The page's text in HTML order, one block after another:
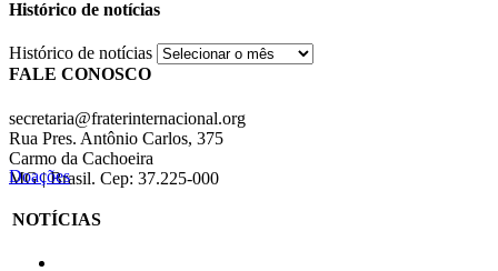
Histórico de notícias
Histórico de notícias
FALE CONOSCO
secretaria@fraterinternacional.org
Rua Pres. Antônio Carlos, 375
Carmo da Cachoeira
MG | Brasil. Cep: 37.225-000
Doações
NOTÍCIAS